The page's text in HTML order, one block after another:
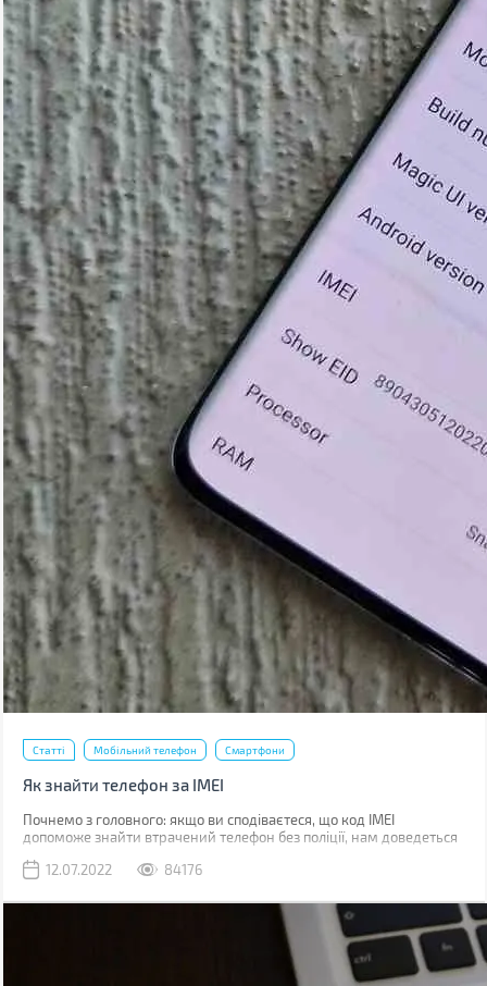
Статті Мобільний телефон Смартфони
Як знайти телефон за IMEI
Почнемо з головного: якщо ви сподіваєтеся, що код IMEI
допоможе знайти втрачений телефон без поліції, нам доведеться
допоможе абсолютно. Якщо його вкрали, IMEI слід повідомити
12.07.2022 84176